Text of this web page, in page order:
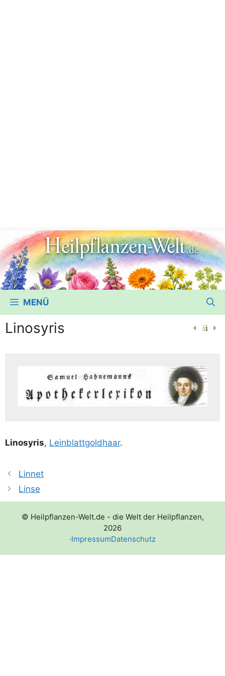
MENÜ
Linosyris
Lino­sy­ris, Lein­blatt­gold­haar.
Linnet
Linse
© Heilpflanzen-Welt.de - die Welt der Heilpflanzen,
2026
·ImpressumDatenschutz